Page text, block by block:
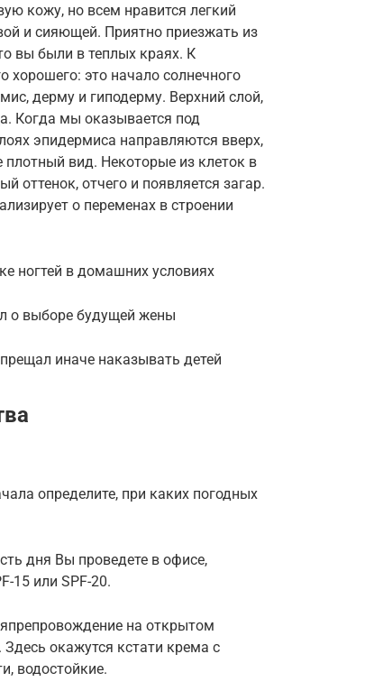
кожу, но всем нравится легкий
и сияющей. Приятно приезжать из
вы были в теплых краях. К
хорошего: это начало солнечного
дерму и гиподерму. Верхний слой,
Когда мы оказывается под
эпидермиса направляются вверх,
вид. Некоторые из клеток в
оттенок, отчего и появляется загар.
о переменах в строении
ногтей в домашних условиях
о выборе будущей жены
иначе наказывать детей
определите, при каких погодных
дня Вы проведете в офисе,
15 или SPF-20.
на открытом
окажутся кстати крема с
водостойкие.